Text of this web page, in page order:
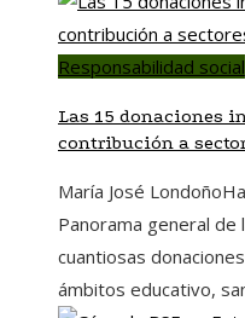
Responsabilidad social
Las 15 donaciones
contribución a
María José Londoño
Panorama general de
cuantiosas
ámbitos educativo,